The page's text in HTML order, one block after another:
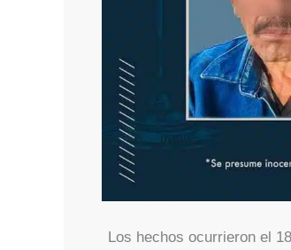
Los hechos ocurrieron el